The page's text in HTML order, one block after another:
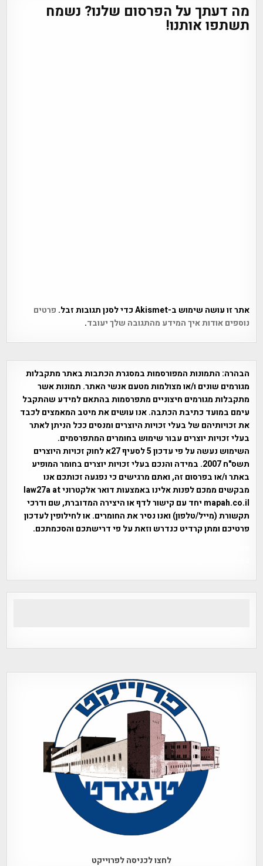
מה דעתך על הפרסום שלנו? נשמח
תשתפו אותנו!
אתר זו עושה שימוש ב-Akismet כדי לסנן תגובות זבל.
פרטים
נוספים אודות איך המידע מהתגובה שלך יעובד.
הבהרה: התמונות המפורסמות במסגרת הכתבות באתר מתקבלות
מגורמים שונים ו/או מצולמות מטעם אנשי האתר. תמונות אשר
מתקבלות מגורמים חיצוניים מתפרסמות בהתאם למידע שהתקבל
עימם במועד כתיבת הכתבה. אנו עושים את מיטב המאמצים לכבד
את זכויותיהם של בעלי זכויות היוצרים ומנסים ככל הניתן לאתר
בעלי זכויות יוצרים עבור שימוש בחומרים המתפרסמים.
השימוש נעשה על פי עדכון 5 לסעיף 27א לחוק זכויות היוצרים
תשס"ח 2007. במידה והנכם בעלי זכויות יוצרים בחומר המופיע
באתר ו/או בפרסום זה, ואתם מרגישים כי נפגעה זכותכם אנו
מבקשים ממכם לפנות אלינו באמצעות דואר אלקטרוני law27a at
mapah.co.il יחד עם קישור לדף או היצירה המדוברת, שם ודרכי
תקשורת (מייל/טלפון) ואנו נסיר את החומרים. או לחילופין לעדכון
פרטיכם ומתן קרדיט כנדרש וזאת על פי דרישתכם והסכמתכם.
לחצו לכניסה לפרוייקט